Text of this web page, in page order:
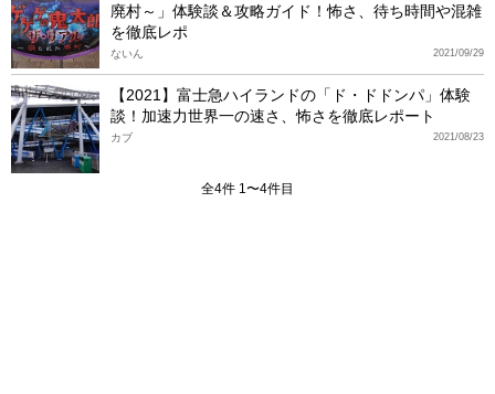
廃村～」体験談＆攻略ガイド！怖さ、待ち時間や混雑
を徹底レポ
2021/09/29
ないん
【2021】富士急ハイランドの「ド・ドドンパ」体験
談！加速力世界一の速さ、怖さを徹底レポート
2021/08/23
カブ
全4件 1〜4件目